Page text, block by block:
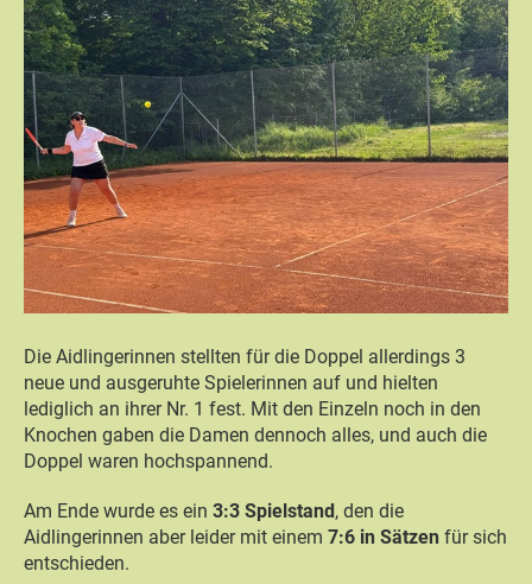
Die Aidlingerinnen stellten für die Doppel allerdings 3
neue und ausgeruhte Spielerinnen auf und hielten
lediglich an ihrer Nr. 1 fest. Mit den Einzeln noch in den
Knochen gaben die Damen dennoch alles, und auch die
Doppel waren hochspannend.
Am Ende wurde es ein 3:3 Spielstand , den die
Aidlingerinnen aber leider mit einem 7:6 in Sätzen für sich
entschieden.